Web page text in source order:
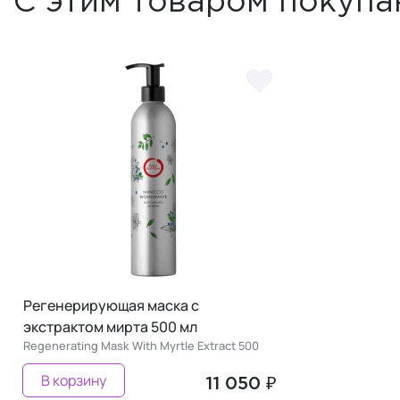
Регенерирующая маска с
экстрактом мирта 500 мл
Regenerating Mask With Myrtle Extract 500
11 050 ₽
В корзину